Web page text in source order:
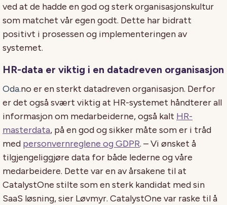
ved at de hadde en god og sterk organisasjonskultur
som matchet vår egen godt. Dette har bidratt
positivt i prosessen og implementeringen av
systemet.
HR-data er viktig i en datadreven organisasjon
Oda.no er en sterkt datadreven organisasjon. Derfor
er det også svært viktig at HR-systemet håndterer all
informasjon om medarbeiderne, også kalt HR-
masterdata, på en god og sikker måte som er i tråd
med personvernreglene og GDPR. – Vi ønsket å
tilgjengeliggjøre data for både lederne og våre
medarbeidere. Dette var en av årsakene til at
CatalystOne stilte som en sterk kandidat med sin
SaaS løsning, sier Løvmyr. CatalystOne var raske til å